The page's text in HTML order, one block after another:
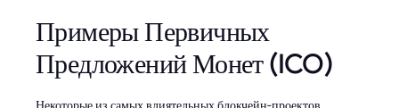
Примеры Первичных
Предложений Монет (ICO)